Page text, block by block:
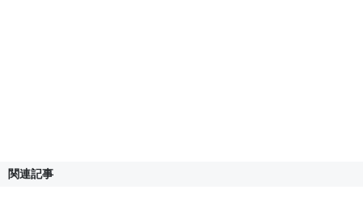
関連記事